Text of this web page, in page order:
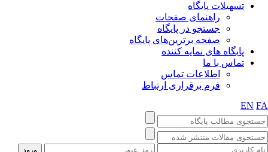
تسهیلات پایگاه
راهنمای صفحات
جستجو در پایگاه
صفحه برترین‌های پایگاه
پایگاه های نمایه کننده
تماس با ما
اطلاعات تماس
فرم برقراری ارتباط
EN